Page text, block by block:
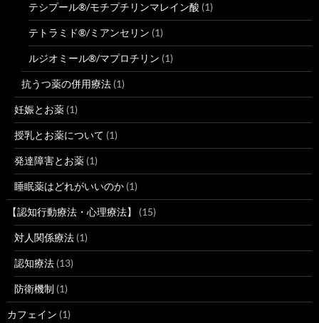
テシプール®/モチプチリンマレイン酸 (1)
テトラミド®/ミアンセリン (1)
ルジオミール®/マプロチリン (1)
抗うつ薬の併用療法 (1)
妊娠とお薬 (1)
授乳とお薬について (1)
発達障害とお薬 (1)
睡眠薬はどれがいいのか (1)
【認知行動療法・心理療法】 (15)
対人関係療法 (1)
認知療法 (13)
防衛機制 (1)
カフェイン (1)